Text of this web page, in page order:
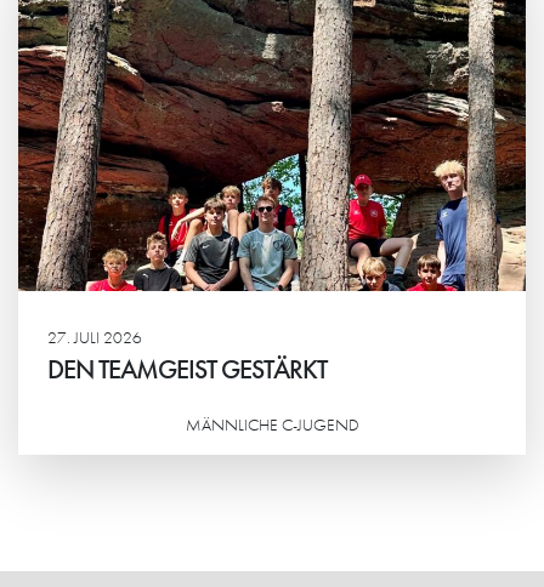
27. JULI 2026
DEN TEAMGEIST GESTÄRKT
MÄNNLICHE C-JUGEND